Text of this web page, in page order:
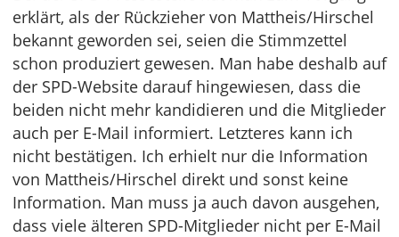
erklärt, als der Rückzieher von Mattheis/Hirschel
bekannt geworden sei, seien die Stimmzettel
schon produziert gewesen. Man habe deshalb auf
der SPD-Website darauf hingewiesen, dass die
beiden nicht mehr kandidieren und die Mitglieder
auch per E-Mail informiert. Letzteres kann ich
nicht bestätigen. Ich erhielt nur die Information
von Mattheis/Hirschel direkt und sonst keine
Information. Man muss ja auch davon ausgehen,
dass viele älteren SPD-Mitglieder nicht per E-Mail